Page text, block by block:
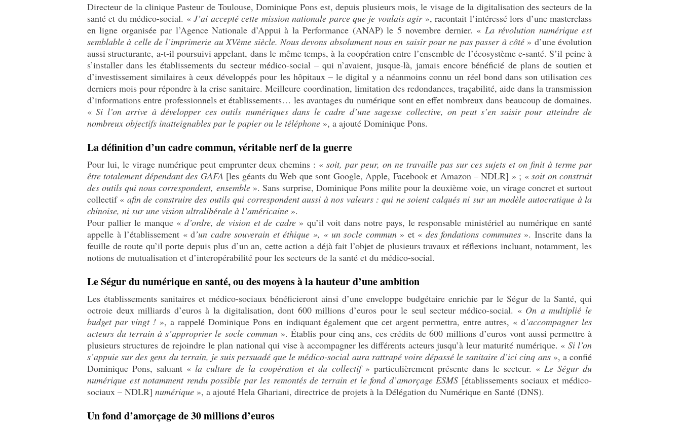
Directeur de la clinique Pasteur de Toulouse, Dominique Pons est, depuis plusieurs mois, le visage de la digitalisation des secteurs de la
santé et du médico-social. «J’ai accepté cette mission nationale parce que je voulais agir», racontait l’intéressé lors d’une masterclass
en ligne organisée par l’Agence Nationale d’Appui à la Performance (ANAP) le 5 novembre dernier. « La révolution numérique est
semblable à celle de l’imprimerie au XVème siècle. Nous devons absolument nous en saisir pour ne pas passer à côté» d’une évolution
aussi structurante, a-t-il poursuivi appelant, dans le même temps, à la coopération entre l’ensemble de l’écosystème e-santé. S’il peine à
s’installer dans les établissements du secteur médico-social – qui n’avaient, jusque-là, jamais encore bénéficié de plans de soutien et
d’investissement similaires à ceux développés pour les hôpitaux – le digital y a néanmoins connu un réel bond dans son utilisation ces
derniers mois pour répondre à la crise sanitaire. Meilleure coordination, limitation des redondances, traçabilité, aide dans la transmission
d’informations entre professionnels et établissements… les avantages du numérique sont en effet nombreux dans beaucoup de domaines.
«Si l’on arrive à développer ces outils numériques dans le cadre d’une sagesse collective, on peut s’en saisir pour atteindre de
nombreux objectifs inatteignables par le papier ou le téléphone », a ajouté Dominique Pons.
La définition d’un cadre commun, véritable nerf de la guerre
Pour lui, le virage numérique peut emprunter deux chemins : «soit, par peur, on ne travaille pas sur ces sujets et on finit à terme par
être totalement dépendant des GAFA [les géants du Web que sont Google, Apple, Facebook et Amazon – NDLR] » ; «soit on construit
des outils qui nous correspondent, ensemble». Sans surprise, Dominique Pons milite pour la deuxième voie, un virage concret et surtout
collectif « afin de construire des outils qui correspondent aussi à nos valeurs : qui ne soient calqués ni sur un modèle autocratique à la
chinoise, ni sur une vision ultralibérale à l’américaine ».
Pour pallier le manque « d’ordre, de vision et de cadre» qu’il voit dans notre pays, le responsable ministériel au numérique en santé
appelle à l’établissement « d’un cadre souverain et éthique », « un socle commun» et « des fondations communes». Inscrite dans la
feuille de route qu’il porte depuis plus d’un an, cette action a déjà fait l’objet de plusieurs travaux et réflexions incluant, notamment, les
notions de mutualisation et d’interopérabilité pour les secteurs de la santé et du médico-social.
Le Ségur du numérique en santé, ou des moyens à la hauteur d’une ambition
Les établissements sanitaires et médico-sociaux bénéficieront ainsi d’une enveloppe budgétaire enrichie par le Ségur de la Santé, qui
octroie deux milliards d’euros à la digitalisation, dont 600 millions d’euros pour le seul secteur médico-social. « On a multiplié le
budget par vingt ! », a rappelé Dominique Pons en indiquant également que cet argent permettra, entre autres, « d’accompagner les
acteurs du terrain à s’approprier le socle commun». Établis pour cinq ans, ces crédits de 600 millions d’euros vont aussi permettre à
plusieurs structures de rejoindre le plan national qui vise à accompagner les différents acteurs jusqu’à leur maturité numérique. « Si l’on
s’appuie sur des gens du terrain, je suis persuadé que le médico-social aura rattrapé voire dépassé le sanitaire d’ici cinq ans », a confié
Dominique Pons, saluant «la culture de la coopération et du collectif» particulièrement présente dans le secteur. « Le Ségur du
numérique est notamment rendu possible par les remontés de terrain et le fond d’amorçage ESMS [établissements sociaux et médico-
sociaux – NDLR] numérique », a ajouté Hela Ghariani, directrice de projets à la Délégation du Numérique en Santé (DNS).
Un fond d’amorçage de 30 millions d’euros